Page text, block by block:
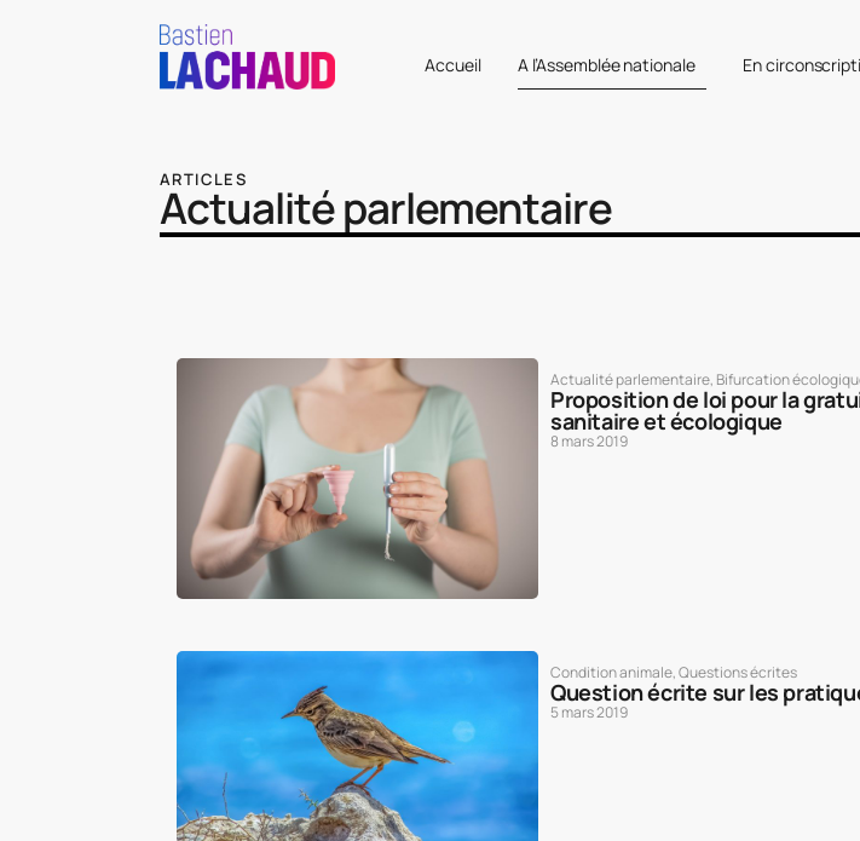
Accueil A l’Assemblée nationale En
ARTICLES
Actualité parlementaire
Actualité parlementaire, Bifurcation
Proposition de loi pour la
sanitaire et écologique
8 mars 2019
Condition animale,Questions écrites
Question écrite sur les
5 mars 2019